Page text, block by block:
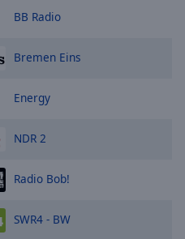
BB Radio
Bremen Eins
Energy
NDR 2
Radio Bob!
SWR4 - BW